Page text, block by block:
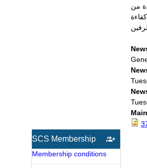
من
SCS Membership
Membership conditions